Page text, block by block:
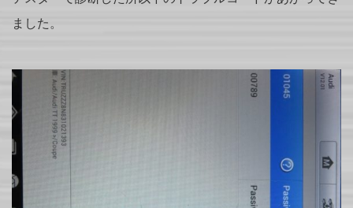
ました。